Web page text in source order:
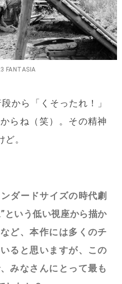
FANTASIA
から「くそったれ！」
らね（笑）。その精神
。
ダードサイズの時代劇
という低い視座から描か
ど、本作には多くのチ
ると思いますが、この
みなさんにとって最も